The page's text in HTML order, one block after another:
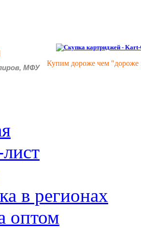
МФУ
Купим дороже чем
в регионах
оптом